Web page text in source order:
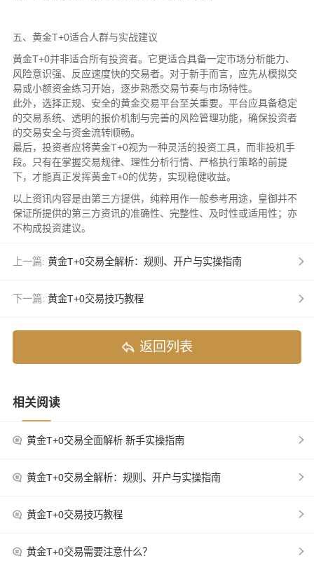
五、黄金T+0适合人群与实战建议
黄金T+0并非适合所有投资者。它更适合具备一定市场分析能力、
风险意识强、反应速度快的交易者。对于新手而言，应先从模拟交
易或小额资金练习开始，逐步熟悉交易节奏与市场特性。
此外，选择正规、安全的黄金交易平台至关重要。平台应具备稳定
的交易系统、透明的报价机制与完善的风险管理功能，确保投资者
的交易安全与资金流转顺畅。
最后，投资者应将黄金T+0视为一种灵活的投资工具，而非投机手
段。只有在掌握交易规律、理性分析行情、严格执行策略的前提
下，才能真正发挥黄金T+0的优势，实现稳健收益。
以上资讯内容是由第三方提供，纯粹用作一般参考用途，皇御并不
保证所提供的第三方资讯的准确性、完整性、及时性或适用性；亦
不构成投资建议。
上一篇: 黄金T+0交易全解析：规则、开户与实操指南
下一篇: 黄金T+0交易技巧教程
返回列表
相关阅读
黄金T+0交易全面解析 新手实操指南
黄金T+0交易全解析：规则、开户与实操指南
黄金T+0交易技巧教程
黄金T+0交易需要注意什么？